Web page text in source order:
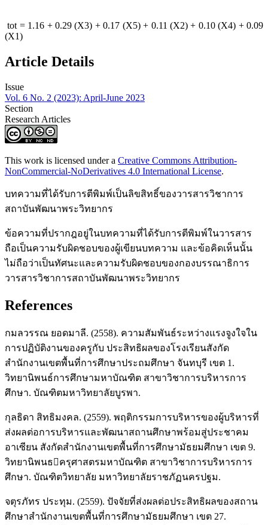
tot = 1.16 + 0.29 (X3) + 0.17 (X5) + 0.11 (X2) + 0.10 (X4) + 0.09
(X1)
Article Details
Issue
Vol. 6 No. 2 (2023): April-June 2023
Section
Research Articles
This work is licensed under a Creative Commons Attribution-
NonCommercial-NoDerivatives 4.0 International License.
บทความที่ได้รับการตีพิมพ์เป็นลิขสิทธิ์ของวารสารวิชาการ
สถาบันพัฒนาพระวิทยากร
ข้อความที่ปรากฎอยู่ในบทความที่ได้รับการตีพิมพ์ในวารสาร
ถือเป็นความรับผิดชอบของผู้เขียนบทความ และข้อคิดเห็นนั้น
ไม่ถือว่าเป็นทัศนะและความรับผิดชอบของกองบรรณาธิการ
วารสารวิชาการสถาบันพัฒนาพระวิทยากร
References
กมลวรรณ ยอดมาลี. (2558). ความสัมพันธ์ระหว่างแรงจูงใจใน
การปฏิบัติงานของครูกับ ประสิทธิผลของโรงเรียนสังกัด
สำนักงานเขตพื้นที่การศึกษาประถมศึกษา จันทบุรี เขต 1.
วิทยานิพนธ์การศึกษามหาบัณฑิต สาขาวิชาการบริหารการ
ศึกษา. บัณฑิตมหาวิทยาลัยบูรพา.
กุลธิดา สิทธิมงคล. (2559). พฤติกรรมการบริหารของผู้บริหารที่
ส่งผลต่อการบริหารและพัฒนาสถานศึกษาพร้อมสู่ประชาคม
อาเซียน สังกัดสำนักงานเขตพื้นที่การศึกษามัธยมศึกษา เขต 9.
วิทยานิพนธครุศาสตรมหาบัณฑิต สาขาวิชาการบริหารการ
ศึกษา. บัณฑิตวิทยาลัย มหาวิทยาลัยราชภัฏนครปฐม.
จตุรภัทร ประทุม. (2559). ปัจจัยที่ส่งผลต่อประสิทธิผลของสถาน
ศึกษาสำนักงานเขตพื้นที่การศึกษามัธยมศึกษา เขต 27.